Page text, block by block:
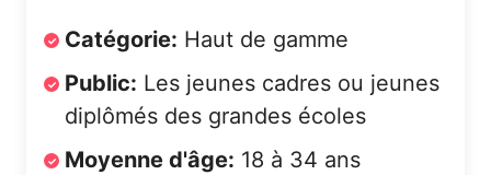
Catégorie: Haut de gamme
Public: Les jeunes cadres ou jeunes
diplômés des grandes écoles
Moyenne d'âge: 18 à 34 ans